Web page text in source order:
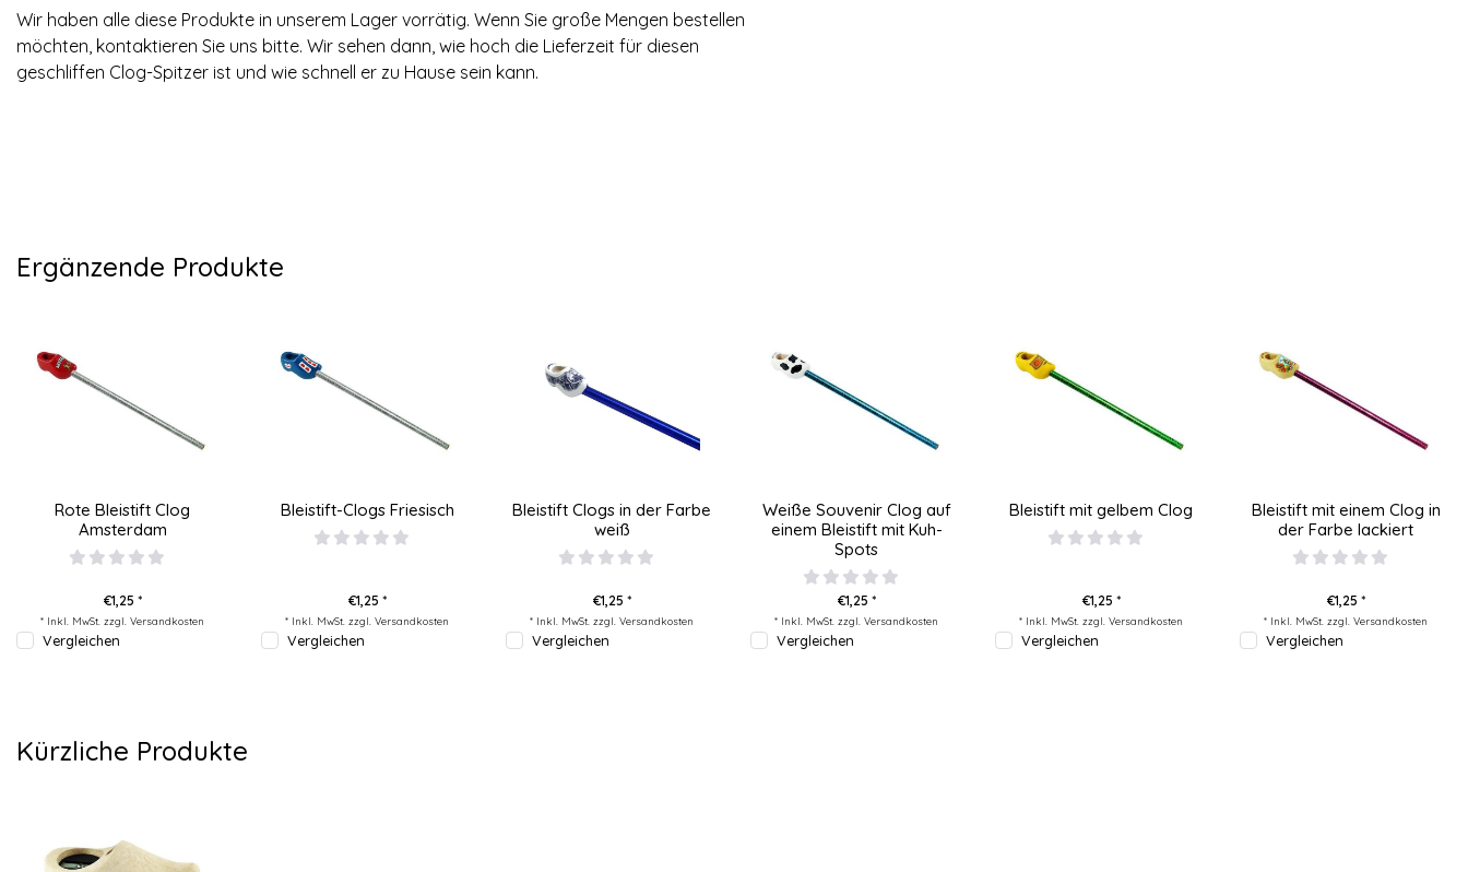
Wir haben alle diese Produkte in unserem Lager vorrätig. Wenn Sie große Mengen bestellen
möchten, kontaktieren Sie uns bitte. Wir sehen dann, wie hoch die Lieferzeit für diesen
geschliffen Clog-Spitzer ist und wie schnell er zu Hause sein kann.
Ergänzende Produkte
Rote Bleistift Clog
Amsterdam
€1,25 *
* Inkl. MwSt. zzgl. Versandkosten
Vergleichen
Bleistift-Clogs Friesisch
€1,25 *
* Inkl. MwSt. zzgl. Versandkosten
Vergleichen
Bleistift Clogs in der Farbe
weiß
€1,25 *
* Inkl. MwSt. zzgl. Versandkosten
Vergleichen
Weiße Souvenir Clog auf
einem Bleistift mit Kuh-
Spots
€1,25 *
* Inkl. MwSt. zzgl. Versandkosten
Vergleichen
Bleistift mit gelbem Clog
€1,25 *
* Inkl. MwSt. zzgl. Versandkosten
Vergleichen
Bleistift mit einem Clog in
der Farbe lackiert
€1,25 *
* Inkl. MwSt. zzgl. Versandkosten
Vergleichen
Kürzliche Produkte